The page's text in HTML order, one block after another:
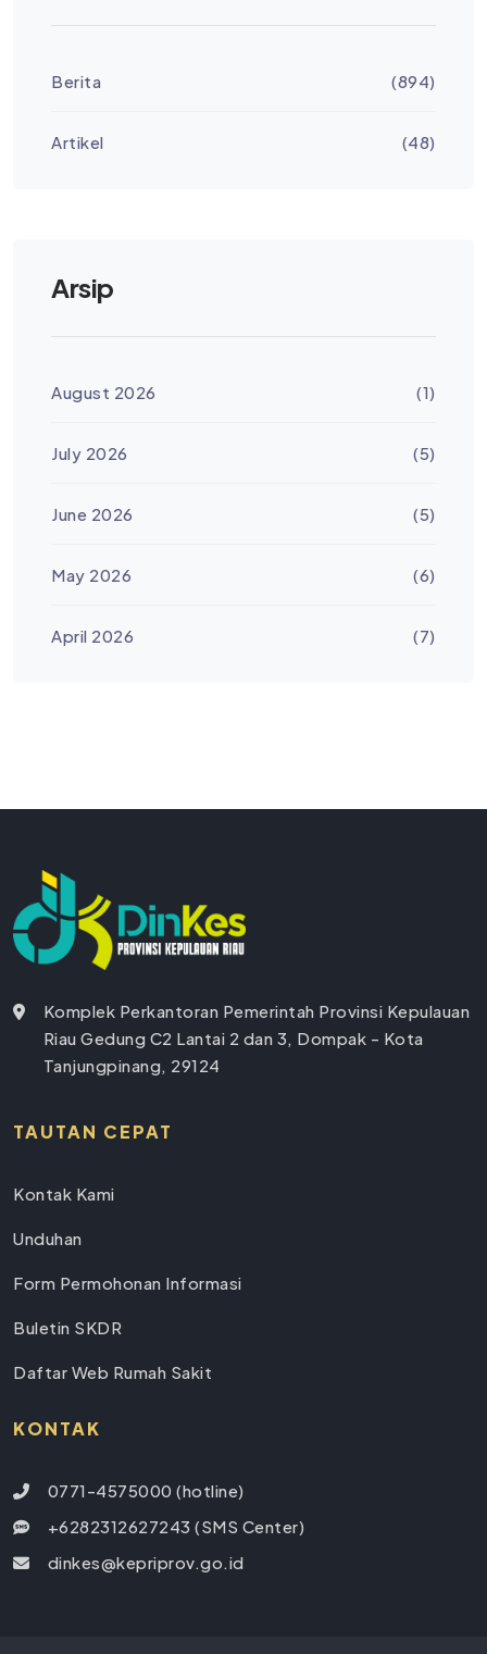
Berita (894)
Artikel (48)
Arsip
August 2026 (1)
July 2026 (5)
June 2026 (5)
May 2026 (6)
April 2026 (7)
Komplek Perkantoran Pemerintah Provinsi Kepulauan
Riau Gedung C2 Lantai 2 dan 3, Dompak - Kota
Tanjungpinang, 29124
TAUTAN CEPAT
Kontak Kami
Unduhan
Form Permohonan Informasi
Buletin SKDR
Daftar Web Rumah Sakit
KONTAK
0771-4575000 (hotline)
+6282312627243 (SMS Center)
dinkes@kepriprov.go.id